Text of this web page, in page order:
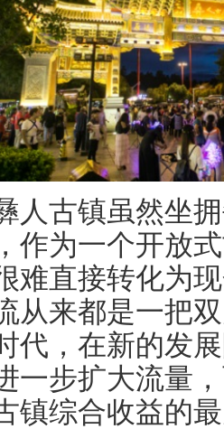
古镇虽然坐拥
作为一个开放
难直接转化为
从来都是一把
代，在新的发
一步扩大流量
镇综合收益的